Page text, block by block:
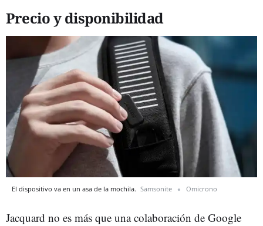
Precio y disponibilidad
El dispositivo va en un asa de la mochila. Samsonite Omicrono
Jacquard no es más que una colaboración de Google